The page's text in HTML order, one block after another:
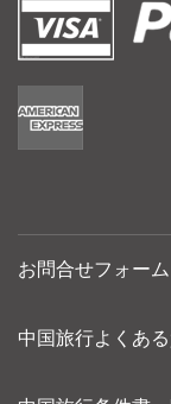
お問合せフォーム
中国旅行よくあ